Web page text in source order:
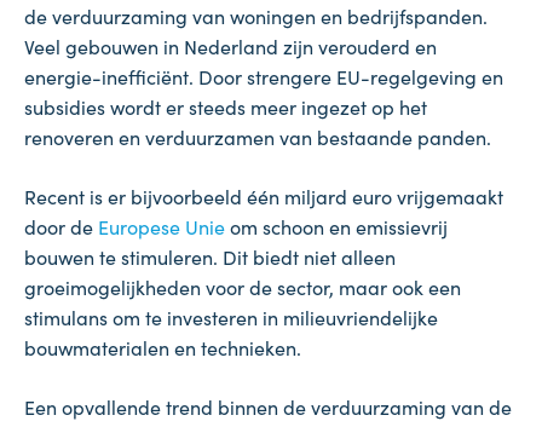
de verduurzaming van woningen en bedrijfspanden.
Veel gebouwen in Nederland zijn verouderd en
energie-inefficiënt. Door strengere EU-regelgeving en
subsidies wordt er steeds meer ingezet op het
renoveren en verduurzamen van bestaande panden.
Recent is er bijvoorbeeld één miljard euro vrijgemaakt
door de Europese Unieom schoon en emissievrij
bouwen te stimuleren. Dit biedt niet alleen
groeimogelijkheden voor de sector, maar ook een
stimulans om te investeren in milieuvriendelijke
bouwmaterialen en technieken.
Een opvallende trend binnen de verduurzaming van de